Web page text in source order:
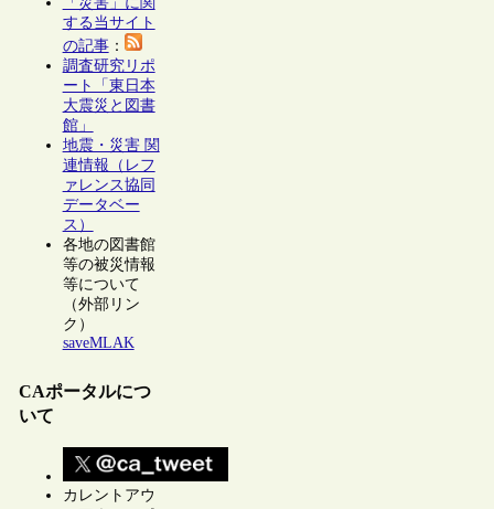
する当サイト
の記事：
調査研究リポ
ート「東日本
大震災と図書
館」
地震・災害 関
連情報（レフ
ァレンス協同
データベー
ス）
各地の図書館
等の被災情報
等について
（外部リン
ク）
saveMLAK
CAポータルにつ
いて
カレントアウ